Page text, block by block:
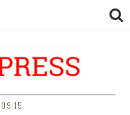
09:15